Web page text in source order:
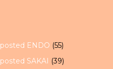
posted ENDO (55)
posted SAKAI (39)